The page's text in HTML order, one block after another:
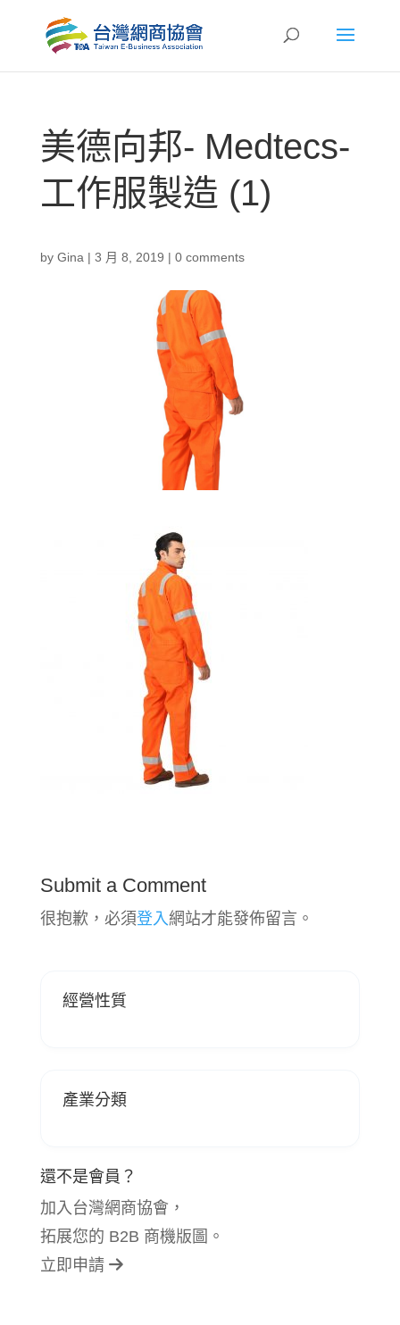
美德向邦- Medtecs-
工作服製造 (1)
by Gina | 3 月 8, 2019 | 0 comments
Submit a Comment
很抱歉，必須登入 網站才能發佈留言。
經營性質
產業分類
還不是會員？
加入台灣網商協會，
拓展您的 B2B 商機版圖。
立即申請